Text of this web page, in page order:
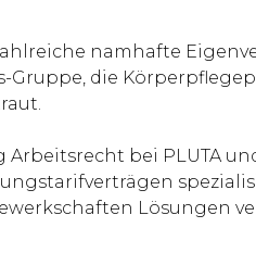
namhafte
Gruppe, die
bei PLUTA
Lösungen